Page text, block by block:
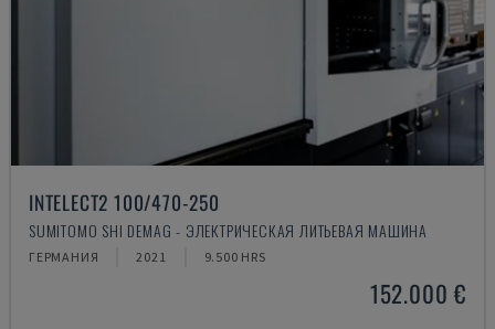
INTELECT2 100/470-250
SUMITOMO SHI DEMAG - ЭЛЕКТРИЧЕСКАЯ ЛИТЬЕВАЯ МАШИНА
ГЕРМАНИЯ 2021 9.500 HRS
152.000 €